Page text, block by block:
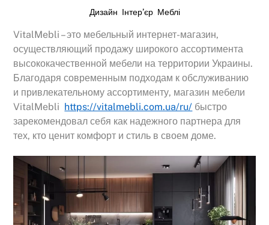
Дизайн Інтер’єр, Меблі
VitalMebli – это мебельный интернет-магазин,
осуществляющий продажу широкого ассортимента
высококачественной мебели на территории Украины.
Благодаря современным подходам к обслуживанию
и привлекательному ассортименту, магазин мебели
VitalMebli https://vitalmebli.com.ua/ru/ быстро
зарекомендовал себя как надежного партнера для
тех, кто ценит комфорт и стиль в своем доме.